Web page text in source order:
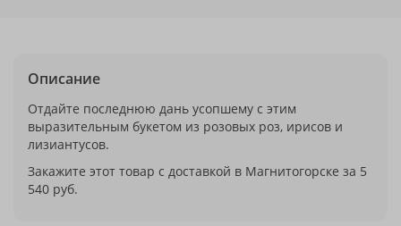
Описание
Отдайте последнюю дань усопшему с этим
выразительным букетом из розовых роз, ирисов и
лизиантусов.
Закажите этот товар с доставкой в Магнитогорске за 5
540 руб.